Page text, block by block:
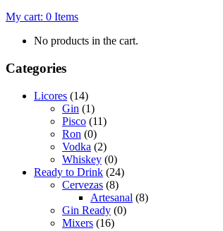
My cart: 0 Items
No products in the cart.
Categories
Licores (14)
Gin (1)
Pisco (11)
Ron (0)
Vodka (2)
Whiskey (0)
Ready to Drink (24)
Cervezas (8)
Artesanal (8)
Gin Ready (0)
Mixers (16)